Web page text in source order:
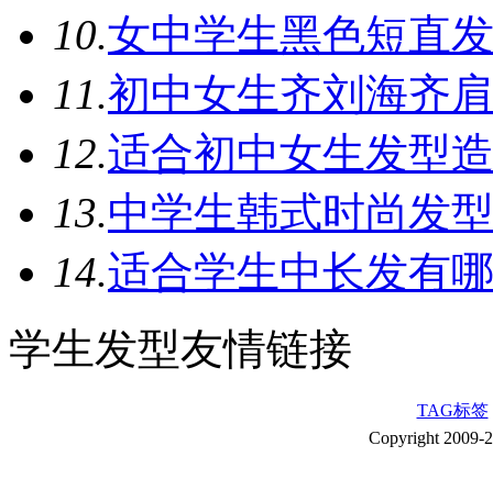
10.女中学生黑色短直
11.初中女生齐刘海齐
12.适合初中女生发型
13.中学生韩式时尚发
14.适合学生中长发有
学生发型友情链接
TAG标签
Copyright 2009-